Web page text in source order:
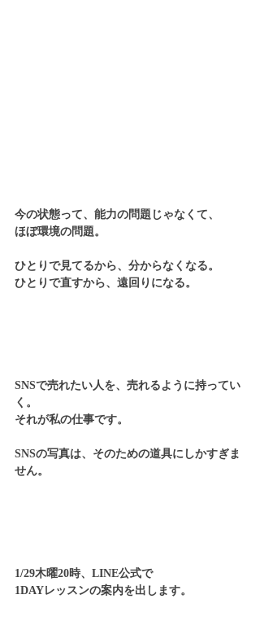
今の状態って、能力の問題じゃなくて、
ほぼ環境の問題。
ひとりで見てるから、分からなくなる。
ひとりで直すから、遠回りになる。
SNSで売れたい人を、売れるように持ってい
く。
それが私の仕事です。
SNSの写真は、そのための道具にしかすぎま
せん。
1/29木曜20時、LINE公式で
1DAYレッスンの案内を出します。